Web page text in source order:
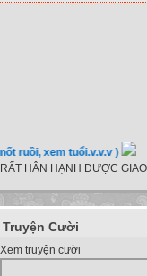
xem tuổi.v.v.v )
RẤT HÂN HẠNH ĐƯỢC
Truyện Cười
Xem truyện cười